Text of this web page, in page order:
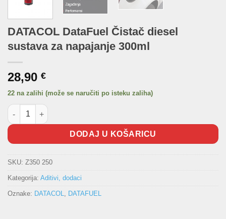
DATACOL DataFuel Čistač diesel
sustava za napajanje 300ml
28,90 €
22 na zalihi (može se naručiti po isteku zaliha)
DATACOL DataFuel Čistač diesel sustava za napajanje 300ml
DODAJ U KOŠARICU
SKU: Z350 250
Kategorija: Aditivi, dodaci
Oznake: DATACOL DATAFUEL